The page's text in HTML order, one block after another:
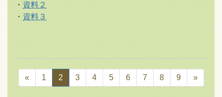
・ 資料２
・ 資料３
« 1 2 3 4 5 6 7 8 9 »